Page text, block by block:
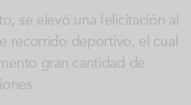
se elevó una felicitación al
recorrido deportivo, el cual
gran cantidad de